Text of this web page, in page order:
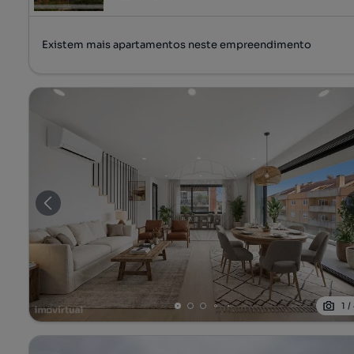
Existem mais apartamentos neste empreendimento
1 /